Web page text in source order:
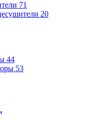
71
20
44
53